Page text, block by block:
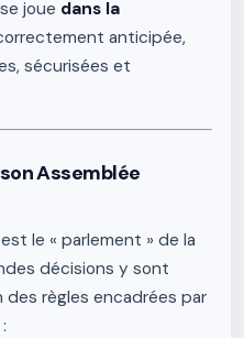
joue dans la
anticipée,
sécurisées et
Assemblée
le « parlement » de la
décisions y sont
règles encadrées par